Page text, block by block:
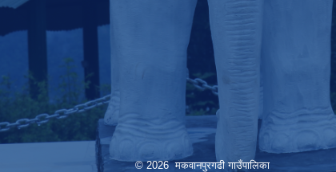
© 2026 मकवानपुरगढी गाउँपालिका